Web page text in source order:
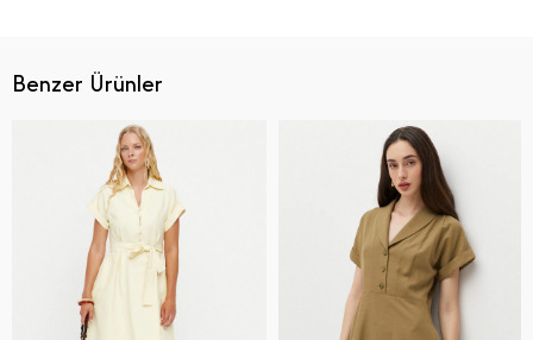
Benzer Ürünler